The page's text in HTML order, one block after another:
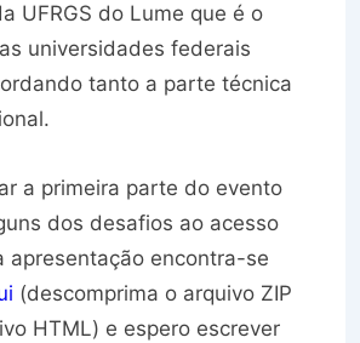
UFRGS do Lume que é o
universidades federais
tanto a parte técnica
a primeira parte do evento
dos desafios ao acesso
apresentação encontra-se
(descomprima o arquivo ZIP
HTML) e espero escrever